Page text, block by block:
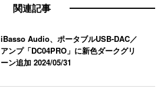
関連記事
iBasso Audio、ポータブルUSB-DAC／
アンプ「DC04PRO」に新色ダークグリ
ーン追加2024/05/31